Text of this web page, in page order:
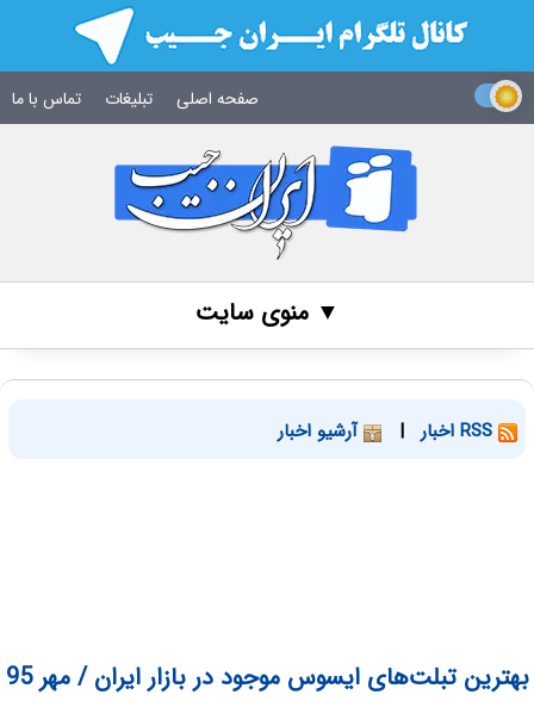
صفحه اصلی تبلیغات تماس با ما
▼ منوی سایت
| آرشیو اخبار
بهترین تبلت‌های ایسوس موجود در بازار ایران / مهر 95